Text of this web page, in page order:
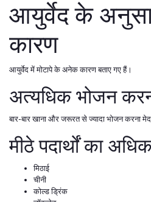
आयुर्वेद के
कारण
आयुर्वेद में मोटापे के अनेक कारण बताए गए हैं।
अत्यधिक भोजन
बार-बार खाना और जरूरत से ज्यादा भोजन करना मेद
मीठे पदार्थों का
मिठाई
चीनी
कोल्ड ड्रिंक